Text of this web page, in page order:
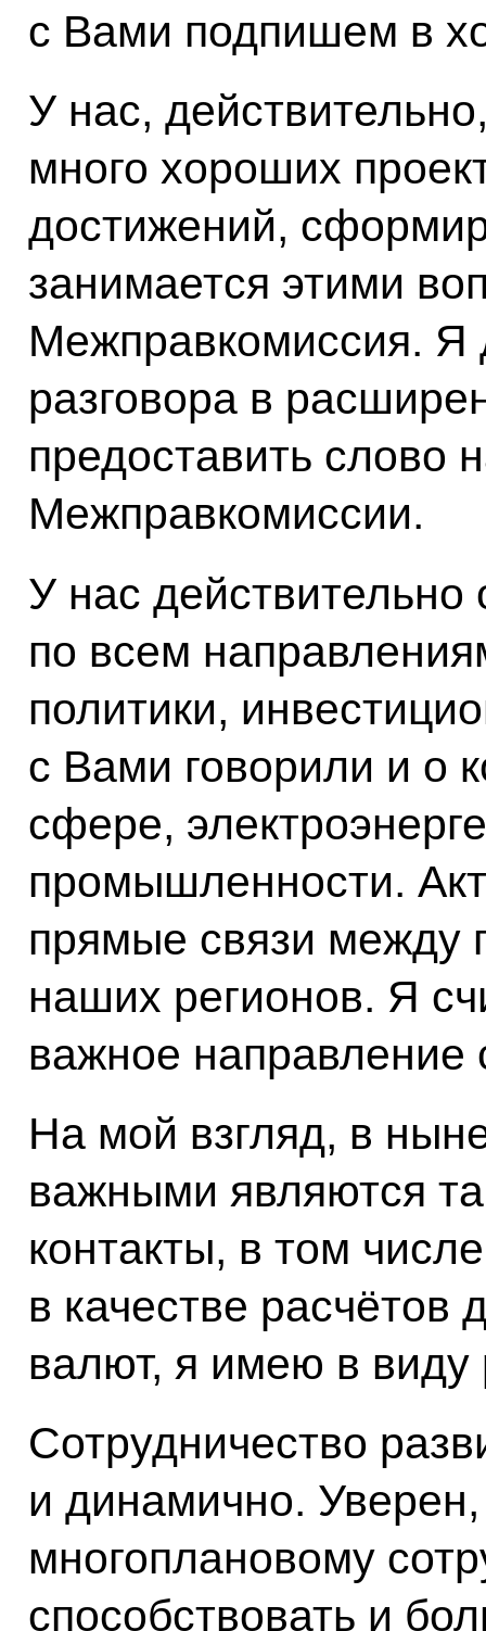
с Вами подпишем в
У нас,
много хороших
достижений,
занимается этими
Межправкомиссия. Я
разговора в
предоставить слово
Межправкомиссии.
У нас
по всем
политики,
с Вами говорили и о
сфере,
промышленности.
прямые связи между
наших регионов. Я
важное направление
На мой взгляд, в
важными являются
контакты, в том
в качестве
валют, я имею в виду
Сотрудничество
и динамично.
многоплановому
способствовать и